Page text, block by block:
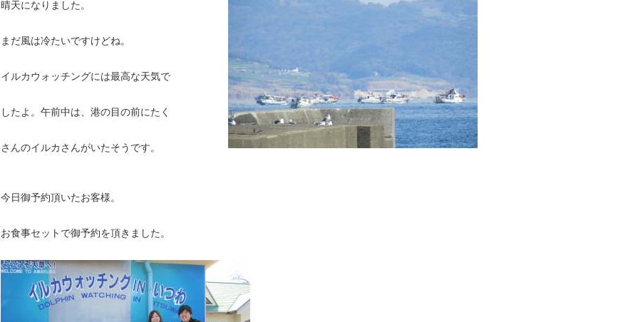
晴天になりました。
まだ風は冷たいですけどね。
イルカウォッチングには最高な天気で
したよ。午前中は、港の目の前にたく
さんのイルカさんがいたそうです。
今日御予約頂いたお客様。
お食事セットで御予約を頂きました。